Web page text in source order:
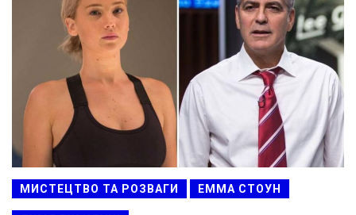
МИСТЕЦТВО ТА РОЗВАГИ ЕММА СТОУН